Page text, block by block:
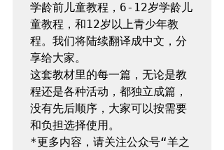
学龄前儿童教程，6-12岁学龄儿
童教程，和12岁以上青少年教
程。我们将陆续翻译成中文，分
享给大家。
这套教材里的每一篇，无论是教
程还是各种活动，都独立成篇，
没有先后顺序，大家可以按需要
和负担选择使用。
*更多内容，请关注公众号“羊之